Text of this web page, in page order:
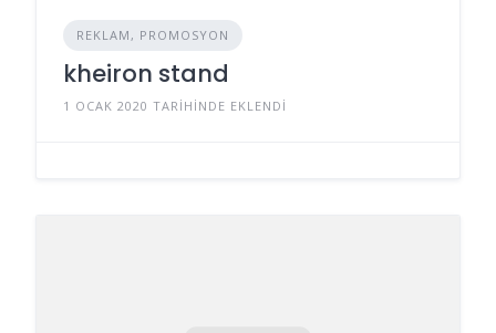
REKLAM, PROMOSYON
kheiron stand
1 OCAK 2020 TARIHINDE EKLENDI